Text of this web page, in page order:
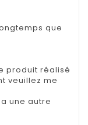
que
produit réalisé
veuillez me
une autre